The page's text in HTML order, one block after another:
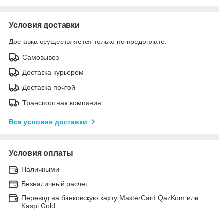
Условия доставки
Доставка осуществляется только по предоплате.
Самовывоз
Доставка курьером
Доставка почтой
Транспортная компания
Все условия доставки
Условия оплаты
Наличными
Безналичный расчет
Перевод на банковскую карту MasterCard QazKom или
Kaspi Gold